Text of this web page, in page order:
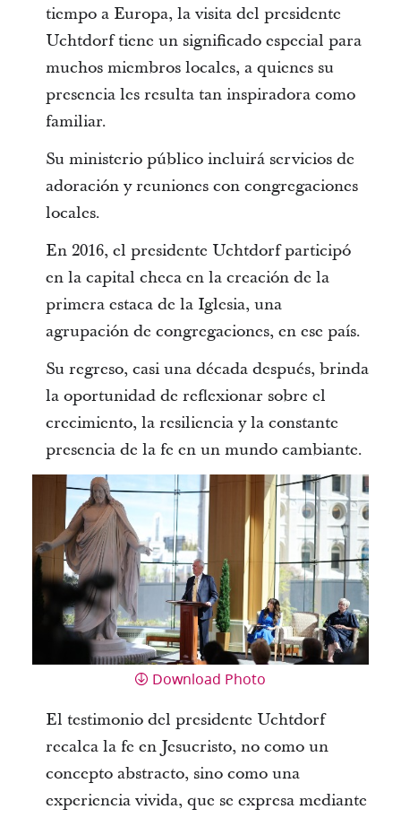
tiempo a Europa, la visita del presidente
Uchtdorf tiene un significado especial para
muchos miembros locales, a quienes su
presencia les resulta tan inspiradora como
familiar.
Su ministerio público incluirá servicios de
adoración y reuniones con congregaciones
locales.
En 2016, el presidente Uchtdorf participó
en la capital checa en la creación de la
primera estaca de la Iglesia, una
agrupación de congregaciones, en ese país.
Su regreso, casi una década después, brinda
la oportunidad de reflexionar sobre el
crecimiento, la resiliencia y la constante
presencia de la fe en un mundo cambiante.
Download Photo
El testimonio del presidente Uchtdorf
recalca la fe en Jesucristo, no como un
concepto abstracto, sino como una
experiencia vivida, que se expresa mediante